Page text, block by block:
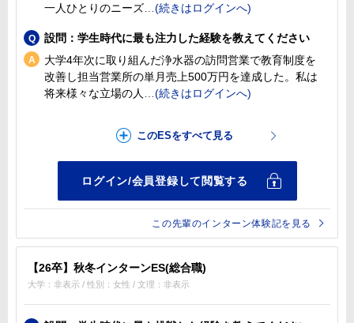
一人ひとりのニーズ
設問：学生時代に最も注力した経験を教えてください
大学4年次に取り組んだ浄水器の訪問営業で教育制度を
改善し担当営業所の単月売上500万円を達成した。私は
将来様々な立場の人
この先輩のインターン体験記を見る
【26卒】秋冬インターンES(総合職)
大学：非表示 / 性別：女性 / 文理：非表示